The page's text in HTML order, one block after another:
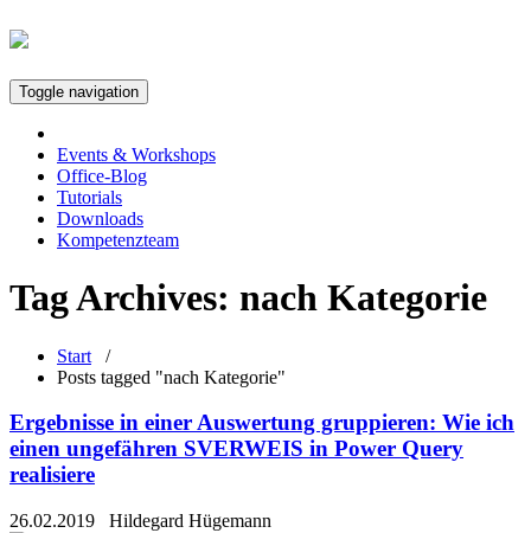
Toggle navigation
Events & Workshops
Office-Blog
Tutorials
Downloads
Kompetenzteam
Tag Archives: nach Kategorie
Start /
Posts tagged "nach Kategorie"
Ergebnisse in einer Auswertung gruppieren: Wie ich
einen ungefähren SVERWEIS in Power Query
realisiere
26.02.2019 Hildegard Hügemann